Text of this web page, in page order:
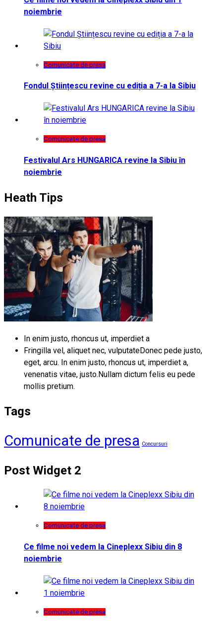
noiembrie
Comunicate de presa
Fondul Științescu revine cu ediția a 7-a la Sibiu
Comunicate de presa
Festivalul Ars HUNGARICA revine la Sibiu în
noiembrie
Heath Tips
In enim justo, rhoncus ut, imperdiet a
Fringilla vel, aliquet nec, vulputateDonec pede justo,
eget, arcu. In enim justo, rhoncus ut, imperdiet a,
venenatis vitae, justo.Nullam dictum felis eu pede
mollis pretium.
Tags
Comunicate de presa Concursuri
Post Widget 2
Comunicate de presa
Ce filme noi vedem la Cineplexx Sibiu din 8
noiembrie
Comunicate de presa